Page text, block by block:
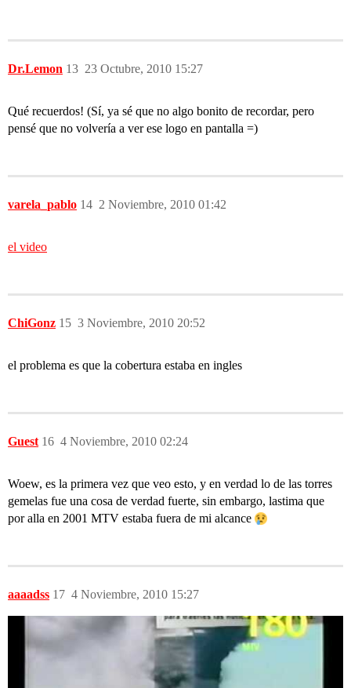
Dr.Lemon 23 Octubre, 2010 15:27
13
Qué recuerdos! (Sí, ya sé que no algo bonito de recordar, pero
pensé que no volvería a ver ese logo en pantalla =)
varela_pablo 2 Noviembre, 2010 01:42
14
el video
ChiGonz 3 Noviembre, 2010 20:52
15
el problema es que la cobertura estaba en ingles
Guest 4 Noviembre, 2010 02:24
16
Woew, es la primera vez que veo esto, y en verdad lo de las torres
gemelas fue una cosa de verdad fuerte, sin embargo, lastima que
por alla en 2001 MTV estaba fuera de mi alcance
aaaadss 4 Noviembre, 2010 15:27
17